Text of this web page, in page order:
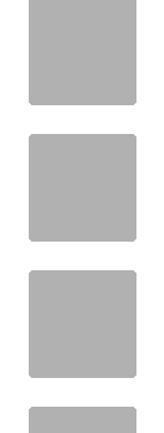
WAHANANEWS
WAHANA